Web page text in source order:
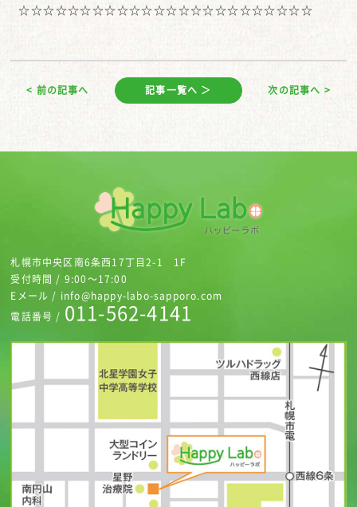
☆☆☆☆☆☆☆☆☆☆☆☆☆☆☆☆☆☆☆☆☆☆☆☆
< 前の記事へ 記事一覧へ ＞ 次の記事へ >
札幌市中央区南6条西17丁目2-1 1F
受付時間 / 9:00～17:00
Eメール / info@happy-labo-sapporo.com
電話番号 / 011-562-4141